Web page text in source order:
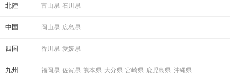
北陸 富山県 石川県
中国 岡山県 広島県
四国 香川県 愛媛県
九州
福岡県 佐賀県 熊本県 大分県 宮崎県 鹿児島県 沖縄県